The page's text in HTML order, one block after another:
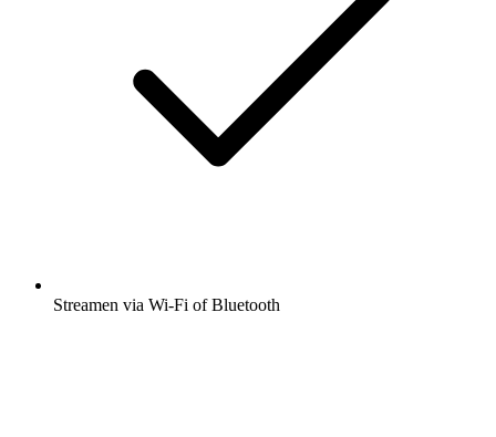
Streamen via Wi-Fi of Bluetooth